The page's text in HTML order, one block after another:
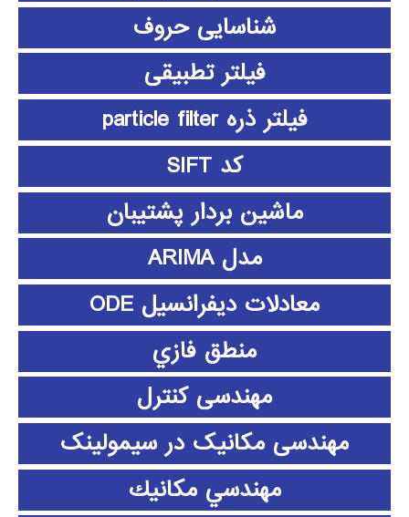
شناسایی حروف
فیلتر تطبیقی
فیلتر ذره particle filter
کد SIFT
ماشین بردار پشتیبان
مدل ARIMA
معادلات دیفرانسیل ODE
منطق فازي
مهندسی کنترل
مهندسی مکانیک در سیمولینک
مهندسي مكانيك